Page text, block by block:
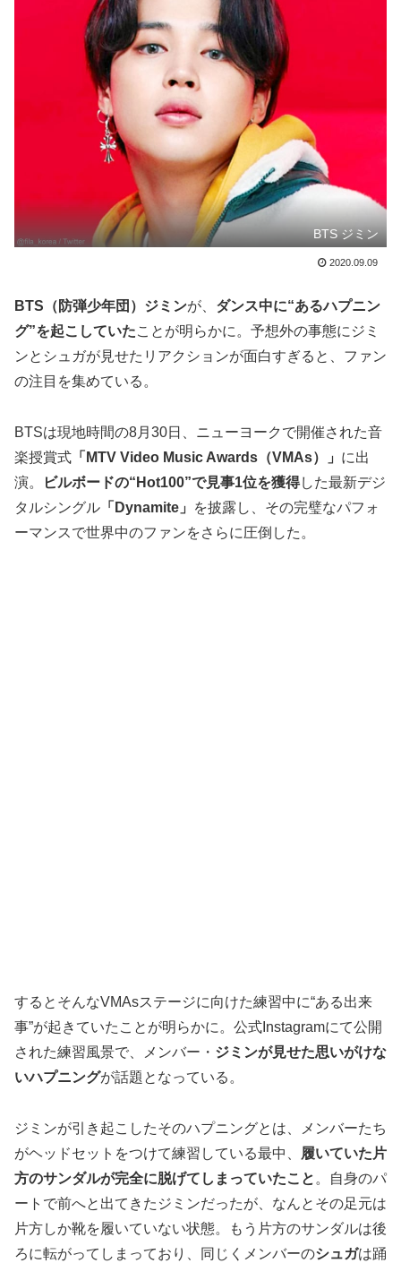
BTS ジミン
2020.09.09
BTS（防弾少年団）ジミンが、 ダンス中に“あるハプニン
グ”を起こしていたことが明らかに。予想外の事態にジミ
ンとシュガが見せたリアクションが面白すぎると、ファン
の注目を集めている。
BTSは現地時間の8月30日、ニューヨークで開催された音
楽授賞式 「MTV Video Music Awards（VMAs）」 に出
演。
ビルボードの“Hot100”で見事1位を獲得した最新デジ
タルシングル 「Dynamite」
を披露し、その完璧なパフォ
ーマンスで世界中のファンをさらに圧倒した。
するとそんなVMAsステージに向けた練習中に“ある出来
事”が起きていたことが明らかに。公式Instagramにて公開
された練習風景で、メンバー・ ジミンが見せた思いがけな
いハプニングが話題となっている。
ジミンが引き起こしたそのハプニングとは、メンバーたち
がヘッドセットをつけて練習している最中、
履いていた片
方のサンダルが完全に脱げてしまっていたこと 。自身のパ
ートで前へと出てきたジミンだったが、なんとその足元は
片方しか靴を履いていない状態。もう片方のサンダルは後
ろに転がってしまっており、同じくメンバーのシュガは踊